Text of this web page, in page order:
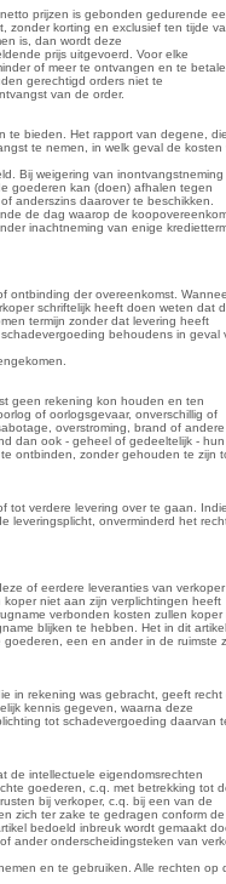
prijzen is gebonden gedurende
zonder korting en exclusief ten tijde
is, dan wordt deze
prijs uitgevoerd. Voor elke
of meer te ontvangen en te
gerechtigd orders niet te
van de order.
te bieden. Het rapport van degene,
te nemen, in welk geval de kosten
Bij weigering van inontvangstneming
goederen kan (doen) afhalen tegen
anderszins daarover te beschikken.
de dag waarop de
inachtneming van enige
ontbinding der overeenkomst.
schriftelijk heeft doen weten dat
termijn zonder dat levering heeft
behoudens in geval
geen rekening kon houden en ten
of oorlogsgevaar, onverschillig of
overstroming, brand of andere
dan ook - geheel of gedeeltelijk - hun
ontbinden, zonder gehouden te zijn
tot verdere levering over te gaan.
leveringsplicht, onverminderd het
of eerdere leveranties van
niet aan zijn verplichtingen heeft
verbonden kosten zullen koper
blijken te hebben. Het in dit artikel
een en ander in de ruimste
in rekening was gebracht, geeft recht
kennis gegeven, waarna deze
tot schadevergoeding daarvan
de intellectuele eigendomsrechten
goederen, c.q. met betrekking tot
bij verkoper, c.q. bij een van de
zich ter zake te gedragen conform de
bedoeld inbreuk wordt gemaakt
ander onderscheidingsteken van
en te gebruiken. Alle rechten op